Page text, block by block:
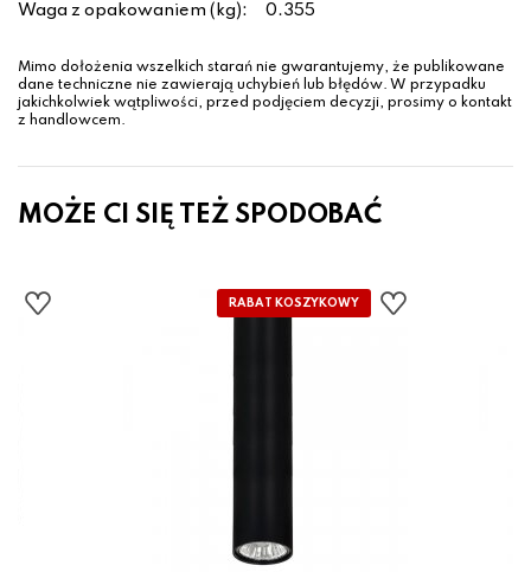
Waga z opakowaniem (kg): 0.355
Mimo dołożenia wszelkich starań nie gwarantujemy, że publikowane
dane techniczne nie zawierają uchybień lub błędów. W przypadku
jakichkolwiek wątpliwości, przed podjęciem decyzji, prosimy o kontakt
z handlowcem.
MOŻE CI SIĘ TEŻ SPODOBAĆ